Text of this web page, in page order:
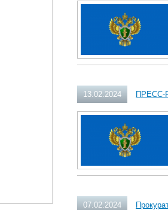
13.02.2024
07.02.2024